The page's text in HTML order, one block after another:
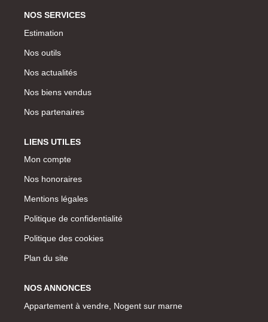
NOS SERVICES
Estimation
Nos outils
Nos actualités
Nos biens vendus
Nos partenaires
LIENS UTILES
Mon compte
Nos honoraires
Mentions légales
Politique de confidentialité
Politique des cookies
Plan du site
NOS ANNONCES
Appartement à vendre, Nogent sur marne